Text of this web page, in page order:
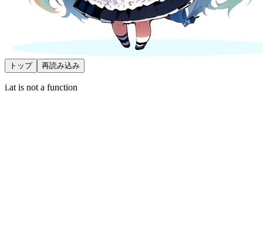
トップ 再読み込み
i.at is not a function